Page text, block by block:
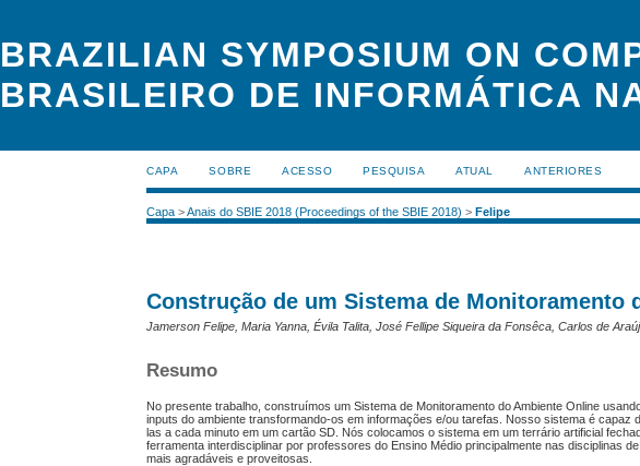
BRAZILIAN SYMPOSIUM ON
BRASILEIRO DE INFORMÁTICA
CAPA SOBRE ACESSO PESQUISA ATUAL ANTERIORES
Capa >Anais do SBIE 2018 (Proceedings of the SBIE 2018) >Felipe
Construção de um Sistema de Monitoramento
Jamerson Felipe, Maria Yanna, Évila Talita, José Fellipe Siqueira da Fonsêca, Carlos de
Resumo
No presente trabalho, construímos um Sistema de Monitoramento do Ambiente Online
inputs do ambiente transformando-os em informações e/ou tarefas. Nosso sistema é
las a cada minuto em um cartão SD. Nós colocamos o sistema em um terrário artificial
ferramenta interdisciplinar por professores do Ensino Médio principalmente nas disciplinas
mais agradáveis e proveitosas.